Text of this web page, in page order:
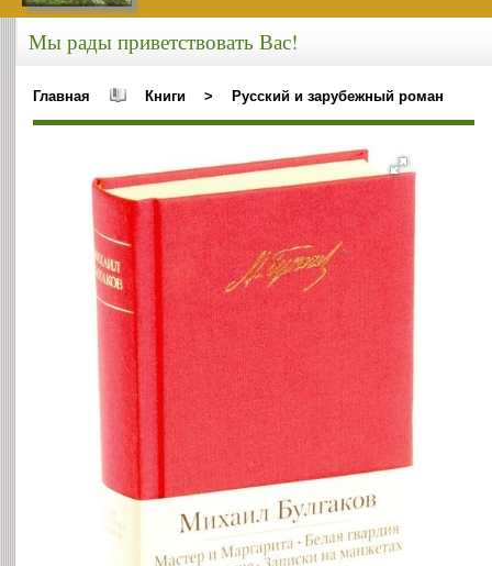
Мы рады приветствовать Вас!
Главная Книги > Русский и зарубежный роман